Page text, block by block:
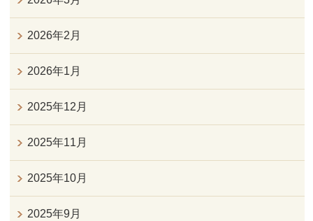
2026年2月
2026年1月
2025年12月
2025年11月
2025年10月
2025年9月